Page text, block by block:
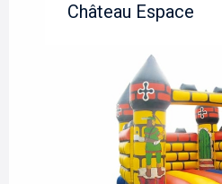
Château Espace